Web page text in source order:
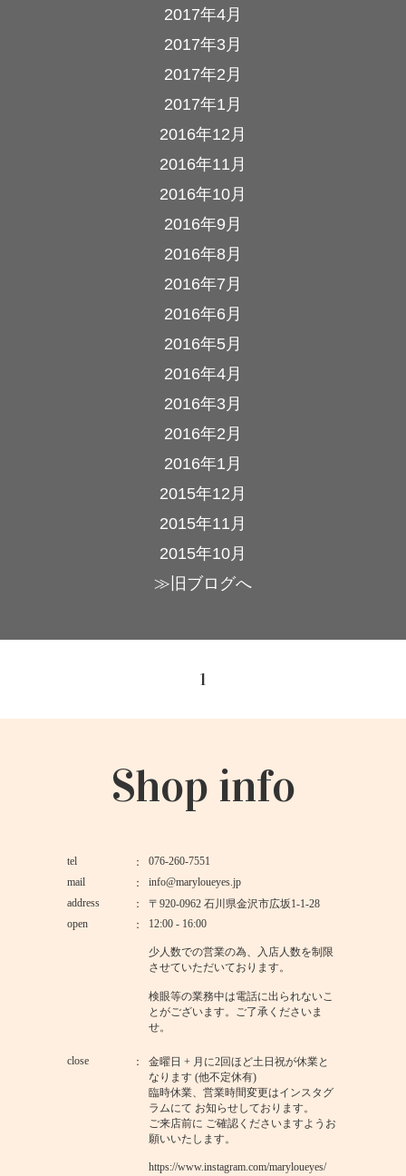
2017年4月
2017年3月
2017年2月
2017年1月
2016年12月
2016年11月
2016年10月
2016年9月
2016年8月
2016年7月
2016年6月
2016年5月
2016年4月
2016年3月
2016年2月
2016年1月
2015年12月
2015年11月
2015年10月
≫旧ブログへ
1
Shop info
tel
076-260-7551
mail
info@maryloueyes.jp
address
〒920-0962 石川県金沢市広坂1-1-28
open
12:00 - 16:00
少人数での営業の為、入店人数を制限
させていただいております。
検眼等の業務中は電話に出られないこ
とがございます。ご了承くださいま
せ。
close
金曜日 + 月に2回ほど土日祝が休業と
なります (他不定休有)
臨時休業、営業時間変更はインスタグ
ラムにて お知らせしております。
ご来店前に ご確認くださいますようお
願いいたします。
https://www.instagram.com/maryloueyes/